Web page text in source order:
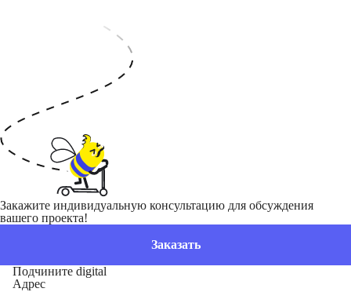
Закажите индивидуальную консультацию для обсуждения
вашего проекта!
Заказать
Подчините digital
Адрес